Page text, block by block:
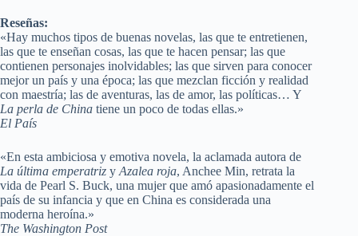
Reseñas:
«Hay muchos tipos de buenas novelas, las que te entretienen,
las que te enseñan cosas, las que te hacen pensar; las que
contienen personajes inolvidables; las que sirven para conocer
mejor un país y una época; las que mezclan ficción y realidad
con maestría; las de aventuras, las de amor, las políticas… Y
La perla de China tiene un poco de todas ellas.»
El País
«En esta ambiciosa y emotiva novela, la aclamada autora de
La última emperatriz y Azalea roja, Anchee Min, retrata la
vida de Pearl S. Buck, una mujer que amó apasionadamente el
país de su infancia y que en China es considerada una
moderna heroína.»
The Washington Post